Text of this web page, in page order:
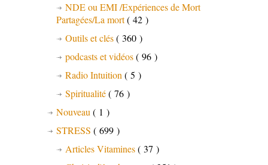
NDE ou EMI /Expériences de Mort
Partagées/La mort( 42 )
Outils et clés( 360 )
podcasts et vidéos( 96 )
Radio Intuition( 5 )
Spiritualité( 76 )
Nouveau( 1 )
STRESS ( 699 )
Articles Vitamines( 37 )